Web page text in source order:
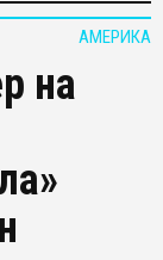
АМЕРИКА
на